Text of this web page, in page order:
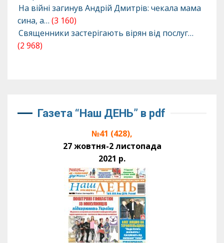
На війні загинув Андрій Дмитрів: чекала мама
сина, а… (3 160)
Священники застерігають вірян від послуг…
(2 968)
Газета “Наш ДЕНЬ” в pdf
№41 (428),
27 жовтня-2 листопада
2021 р.